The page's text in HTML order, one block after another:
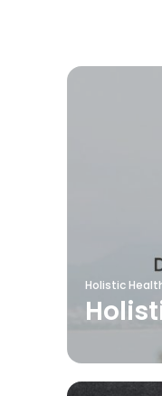
Holistic